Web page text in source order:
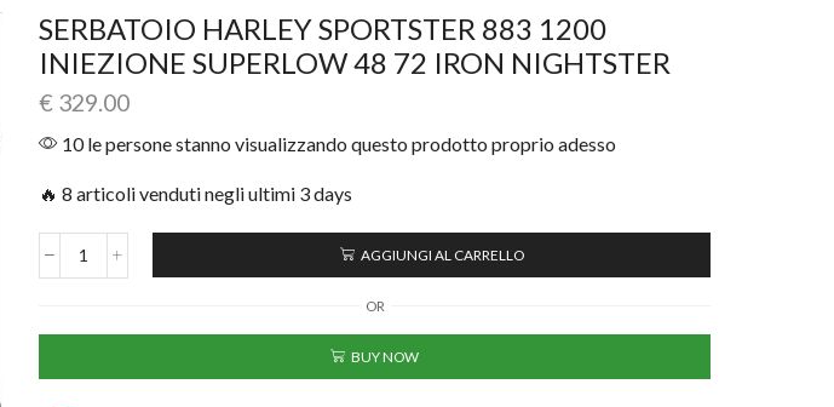
SERBATOIO HARLEY SPORTSTER 883 1200
INIEZIONE SUPERLOW 48 72 IRON NIGHTSTER
€ 329.00
10 le persone stanno visualizzando questo prodotto proprio adesso
🔥 8 articoli venduti negli ultimi 3 days
AGGIUNGI AL CARRELLO
OR
BUY NOW